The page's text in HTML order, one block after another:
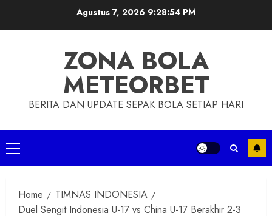
Agustus 7, 2026 9:28:55 PM
ZONA BOLA
METEORBET
BERITA DAN UPDATE SEPAK BOLA SETIAP HARI
Primary
Menu
Home
TIMNAS INDONESIA
Duel Sengit Indonesia U-17 vs China U-17 Berakhir 2-3